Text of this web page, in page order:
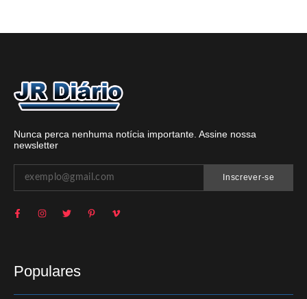
Nunca perca nenhuma notícia importante. Assine nossa
newsletter
Inscrever-se
Populares